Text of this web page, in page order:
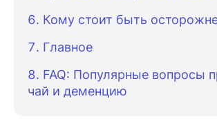
Кому стоит быть
Главное
FAQ: Популярные вопросы
чай и деменцию